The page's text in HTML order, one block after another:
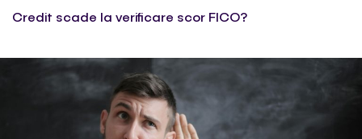
Credit scade la verificare scor FICO?